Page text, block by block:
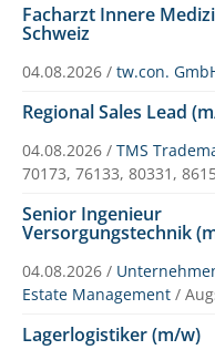
Facharzt Innere
Schweiz
04.08.2026 / tw.con.
Regional Sales Lead
04.08.2026 / TMS
70173, 76133, 80331,
Senior Ingenieur
Versorgungstechnik
04.08.2026 /
Estate Management /
Lagerlogistiker (m/w)